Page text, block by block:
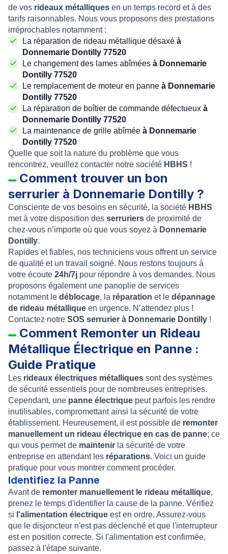
de vos rideaux métalliques en un temps record et à des
tarifs raisonnables. Nous vous proposons des prestations
irréprochables notamment :
La réparation de rideau métallique désaxé à
Donnemarie Dontilly 77520
Le changement des lames abîmées à Donnemarie
Dontilly 77520
Le remplacement de moteur en panne à Donnemarie
Dontilly 77520
La réparation de boîtier de commande défectueux à
Donnemarie Dontilly 77520
La maintenance de grille abîmée à Donnemarie
Dontilly 77520
Quelle que soit la nature du problème que vous
rencontrez, veuillez contacter notre société HBHS !
Comment trouver un bon
serrurier à Donnemarie Dontilly ?
Consciente de vos besoins en sécurité, la société HBHS
met à votre disposition des serruriers de proximité de
chez-vous n’importe où que vous soyez à Donnemarie
Dontilly.
Rapides et fiables, nos techniciens vous offrent un service
de qualité et un travail soigné. Nous restons toujours à
votre écoute 24h/7j pour répondre à vos demandes. Nous
proposons également une panoplie de services
notamment le déblocage, la réparation et le dépannage
de rideau métallique en urgence. N’attendez plus !
Contactez notre SOS serrurier à Donnemarie Dontilly !
Comment Remonter un Rideau
Métallique Électrique en Panne :
Guide Pratique
Les rideaux électriques métalliques sont des systèmes
de sécurité essentiels pour de nombreuses entreprises.
Cependant, une panne électrique peut parfois les rendre
inutilisables, compromettant ainsi la sécurité de votre
établissement. Heureusement, il est possible de remonter
manuellement un rideau électrique en cas de panne; ce
qui vous permet de maintenir la sécurité de votre
entreprise en attendant les réparations. Voici un guide
pratique pour vous montrer comment procéder.
Identifiez la Panne
Avant de remonter manuellement le rideau métallique,
prenez le temps d'identifier la cause de la panne. Vérifiez
si l'alimentation électrique est en ordre. Assurez-vous
que le disjoncteur n'est pas déclenché et que l'interrupteur
est en position correcte. Si l'alimentation est confirmée,
passez à l'étape suivante.